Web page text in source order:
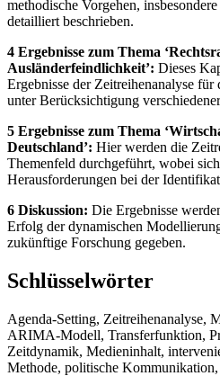
methodische Vorgehen,
detailliert beschrieben.
4 Ergebnisse zum Thema
Ausländerfeindlichkeit’: Dieses
Ergebnisse der Zeitreihenanalyse für
unter Berücksichtigung
5 Ergebnisse zum Thema
Deutschland’: Hier werden die
Themenfeld durchgeführt, wobei
Herausforderungen bei der
6 Diskussion: Die Ergebnisse
Erfolg der dynamischen
zukünftige Forschung gegeben.
Schlüsselwörter
Agenda-Setting, Zeitreihenanalyse,
ARIMA-Modell, Transferfunktion,
Zeitdynamik, Medieninhalt,
Methode, politische Kommunikation,